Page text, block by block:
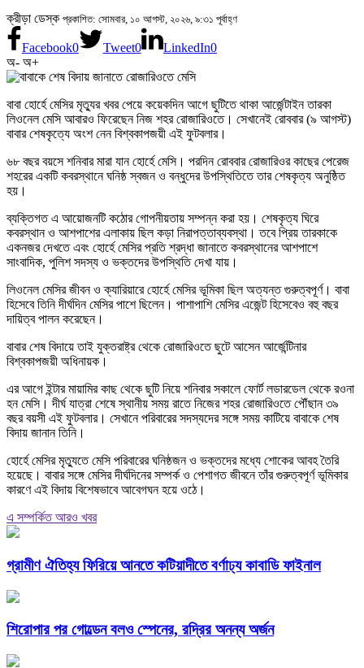
ক্রীড়া ডেস্ক প্রকাশিত: সোমবার, ১০ আগস্ট, ২০২৬, ৯:৩১ পূর্বাহ্ণ
Facebook0 Tweet0 LinkedIn0
অ- অ+
বাবা হোর্হে মেসির মৃত্যুর খবর পেয়ে কয়েকদিন আগে ছুটিতে থাকা আর্জেন্টাইন তারকা
লিওনেল মেসি আবারও ফিরেছেন নিজ শহর রোজারিওতে। সেখানেই রোববার (৯ আগস্ট)
বাবার শেষকৃত্যে অংশ নেন বিশ্বকাপজয়ী এই ফুটবলার।
৬৮ বছর বয়সে শনিবার মারা যান হোর্হে মেসি। পরদিন রোববার রোজারিওর কাছের পেরেজ
শহরের একটি কবরস্থানে ঘনিষ্ঠ স্বজন ও বন্ধুদের উপস্থিতিতে তার শেষকৃত্য অনুষ্ঠিত
হয়।
ব্যক্তিগত এ আয়োজনটি কঠোর গোপনীয়তায় সম্পন্ন করা হয়। শেষকৃত্য ঘিরে
কবরস্থান ও আশপাশের এলাকায় ছিল কড়া নিরাপত্তাব্যবস্থা। তবে প্রিয় তারকাকে
একনজর দেখতে এবং হোর্হে মেসির প্রতি শ্রদ্ধা জানাতে কবরস্থানের আশপাশে
সাংবাদিক, পুলিশ সদস্য ও ভক্তদের উপস্থিতি দেখা যায়।
লিওনেল মেসির জীবন ও ক্যারিয়ারে হোর্হে মেসির ভূমিকা ছিল অত্যন্ত গুরুত্বপূর্ণ। বাবা
হিসেবে তিনি দীর্ঘদিন মেসির পাশে ছিলেন। পাশাপাশি মেসির এজেন্ট হিসেবেও বহু বছর
দায়িত্ব পালন করেছেন।
বাবার শেষ বিদায়ে তাই যুক্তরাষ্ট্র থেকে রোজারিওতে ছুটে আসেন আর্জেন্টিনার
বিশ্বকাপজয়ী অধিনায়ক।
এর আগে ইন্টার মায়ামির কাছ থেকে ছুটি নিয়ে শনিবার সকালে ফোর্ট লডারডেল থেকে রওনা
হন মেসি। দীর্ঘ যাত্রা শেষে স্থানীয় সময় রাতে নিজের শহর রোজারিওতে পৌঁছান ৩৯
বছর বয়সী এই ফুটবলার। সেখানে পরিবারের সদস্যদের সঙ্গে সময় কাটিয়ে বাবাকে শেষ
বিদায় জানান তিনি।
হোর্হে মেসির মৃত্যুতে মেসি পরিবারের ঘনিষ্ঠজন ও ভক্তদের মধ্যে শোকের আবহ তৈরি
হয়েছে। বাবার সঙ্গে মেসির দীর্ঘদিনের সম্পর্ক ও পেশাগত জীবনে তাঁর গুরুত্বপূর্ণ ভূমিকার
কারণে এই বিদায় বিশেষভাবে আবেগঘন হয়ে ওঠে।
এ সম্পর্কিত আরও খবর
গ্রামীণ ঐতিহ্য ফিরিয়ে আনতে কটিয়াদীতে বর্ণাঢ্য কাবাডি ফাইনাল
শিরোপার পর গোল্ডেন বলও স্পেনের, রদ্রির অনন্য অর্জন